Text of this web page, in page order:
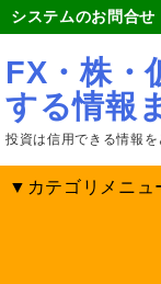
システムのお問合せ
FX・株・
する情報
投資は信用できる情報
▼カテゴリメニュ